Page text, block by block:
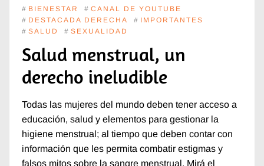
# BIENESTAR # CANAL DE YOUTUBE
# DESTACADA DERECHA # IMPORTANTES
# SALUD # SEXUALIDAD
Salud menstrual, un
derecho ineludible
Todas las mujeres del mundo deben tener acceso a
educación, salud y elementos para gestionar la
higiene menstrual; al tiempo que deben contar con
información que les permita combatir estigmas y
falsos mitos sobre la sangre menstrual. Mirá el